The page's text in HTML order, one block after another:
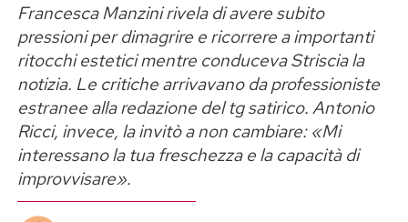
Francesca Manzini rivela di avere subito
pressioni per dimagrire e ricorrere a importanti
ritocchi estetici mentre conduceva Striscia la
notizia. Le critiche arrivavano da professioniste
estranee alla redazione del tg satirico. Antonio
Ricci, invece, la invitò a non cambiare: «Mi
interessano la tua freschezza e la capacità di
improvvisare».